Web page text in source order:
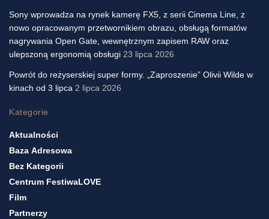
Sony wprowadza na rynek kamerę FX5, z serii Cinema Line, z
nowo opracowanym przetwornikiem obrazu, obsługą formatów
nagrywania Open Gate, wewnętrznym zapisem RAW oraz
ulepszoną ergonomią obsługi 23 lipca 2026
Powrót do reżyserskiej super formy. „Zaproszenie” Olivii Wilde w
kinach od 3 lipca 2 lipca 2026
Kategorie
Aktualności
Baza Adresowa
Bez Kategorii
Centrum FestiwaLOVE
Film
Partnerzy